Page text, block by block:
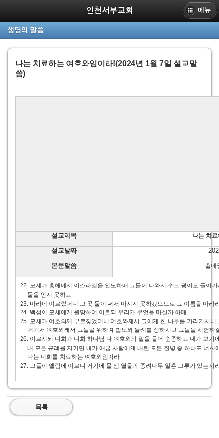
인천서부교회 메뉴
생명의 말씀
나는 치료하는 여호와임이라!(2024년 1월 7일 설교말
씀)
설교제목 나는 치
설교날짜
본문말씀 출애
22. 모세가 홍해에서 이스라엘을 인도하매 그들이 나와서 수르 광야로 들어
물을 얻지 못하고
23. 마라에 이르렀더니 그 곳 물이 써서 마시지 못하겠으므로 그 이름을 마라
24. 백성이 모세에게 원망하여 이르되 우리가 무엇을 마실까 하매
25. 모세가 여호와께 부르짖었더니 여호와께서 그에게 한 나무를 가리키시
거기서 여호와께서 그들을 위하여 법도와 율례를 정하시고 그들을 시험하
26. 이르시되 너희가 너희 하나님 나 여호와의 말을 들어 순종하고 내가 보기
내 모든 규례를 지키면 내가 애굽 사람에게 내린 모든 질병 중 하나도 너희
나는 너희를 치료하는 여호와임이라
27. 그들이 엘림에 이르니 거기에 물 샘 열둘과 종려나무 일흔 그루가 있는지
목록
PC
www.sbpc.or.kr
인천서부교회